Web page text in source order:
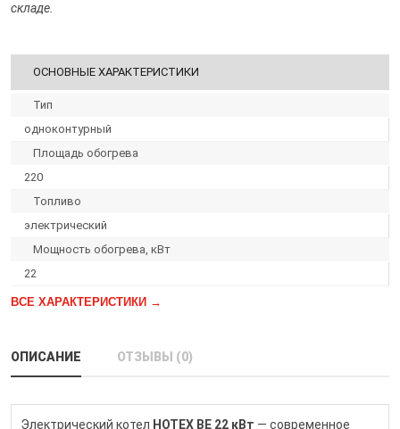
складе.
ОСНОВНЫЕ ХАРАКТЕРИСТИКИ
Тип
одноконтурный
Площадь обогрева
220
Топливо
электрический
Мощность обогрева, кВт
22
ВСЕ ХАРАКТЕРИСТИКИ →
ОПИСАНИЕ ОТЗЫВЫ (0)
Электрический котел HOTEX BE 22 кВт — современное